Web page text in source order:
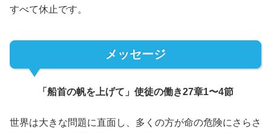
すべて休止です。
メッセージ
「船首の帆を上げて」使徒の働き27章1〜4節
世界は大きな問題に直面し、多くの方が命の危険にさらさ